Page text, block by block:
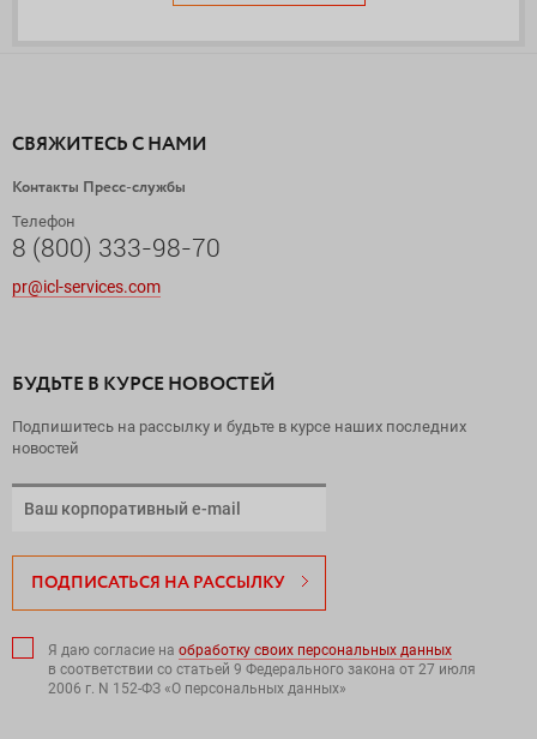
СВЯЖИТЕСЬ С НАМИ
Контакты Пресс-службы
Телефон
8 (800) 333-98-70
pr@icl-services.com
БУДЬТЕ В КУРСЕ НОВОСТЕЙ
Подпишитесь на рассылку и будьте в курсе наших последних
новостей
ПОДПИСАТЬСЯ НА РАССЫЛКУ
Я даю согласие на обработку своих персональных данных
в соответствии со статьей 9 Федерального закона от 27 июля
2006 г. N 152-ФЗ «О персональных данных»